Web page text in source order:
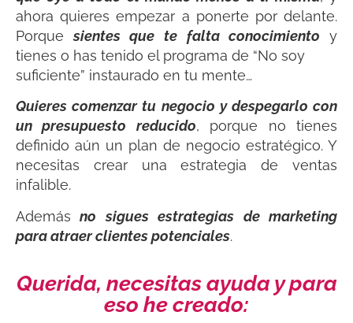
ahora quieres empezar a ponerte por delante.
Porque sientes que te falta conocimiento
y
tienes o has tenido el programa de “No soy
suficiente” instaurado en tu mente…
Quieres comenzar tu negocio y despegarlo con
un presupuesto reducido, porque no tienes
definido aún un plan de negocio estratégico. Y
necesitas crear una estrategia de ventas
infalible.
Además no sigues estrategias de marketing
para atraer clientes potenciales.
Querida, necesitas ayuda y para
eso he creado: